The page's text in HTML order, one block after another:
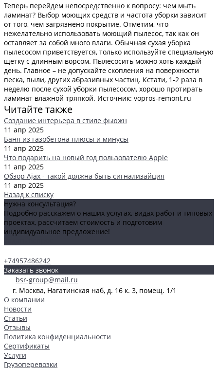
Теперь перейдем непосредственно к вопросу: чем мыть
ламинат? Выбор моющих средств и частота уборки зависит
от того, чем загрязнено покрытие. Отметим, что
нежелательно использовать моющий пылесос, так как он
оставляет за собой много влаги. Обычная сухая уборка
пылесосом приветствуется, только используйте специальную
щетку с длинным ворсом. Пылесосить можно хоть каждый
день. Главное – не допускайте скопления на поверхности
песка, пыли, других абразивных частиц. Кстати, 1-2 раза в
неделю после сухой уборки пылесосом, хорошо протирать
ламинат влажной тряпкой. Источник: vopros-remont.ru
Читайте также
Создание интерьера в стиле фьюжн
11 апр 2025
Баня из газобетона плюсы и минусы
11 апр 2025
Что подарить на новый год пользователю Apple
11 апр 2025
Обзор Ajax - такой должна быть сигнализайция
11 апр 2025
Назад к списку
Нужна консультация?
Подробно расскажем о наших услугах, видах работ и типовых
проектах, рассчитаем стоимость и подготовим
индивидуальное предложение!
+74957486242
Заказать звонок
bsr-group@mail.ru
г. Москва, Нагатинская наб, д. 16 к. 3, помещ. 1/1
О компании
Новости
Статьи
Отзывы
Политика конфиденциальности
Сертификаты
Услуги
Грузоперевозки